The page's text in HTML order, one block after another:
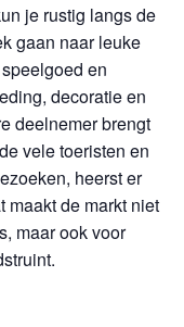
je rustig langs de
gaan naar leuke
en
decoratie en
deelnemer brengt
vele toeristen en
heerst er
maakt de markt niet
maar ook voor